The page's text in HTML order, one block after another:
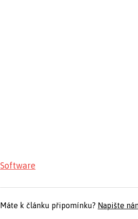
Software
Máte k článku připomínku? Napište